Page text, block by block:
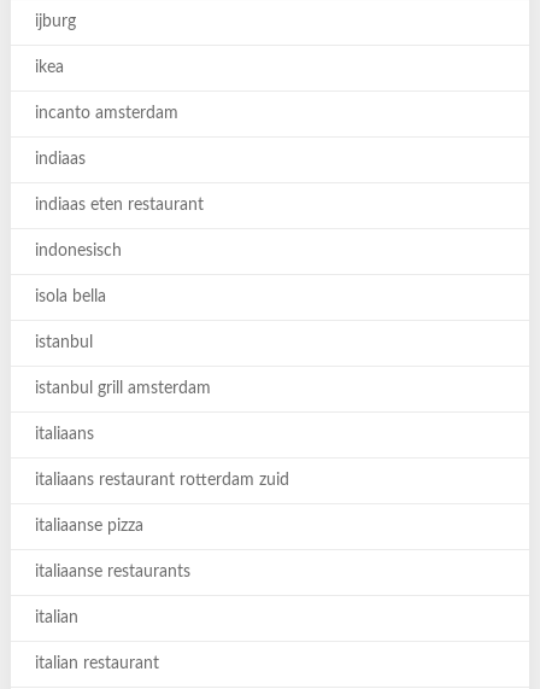
ijburg
ikea
incanto amsterdam
indiaas
indiaas eten restaurant
indonesisch
isola bella
istanbul
istanbul grill amsterdam
italiaans
italiaans restaurant rotterdam zuid
italiaanse pizza
italiaanse restaurants
italian
italian restaurant